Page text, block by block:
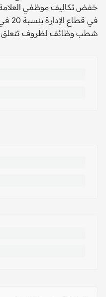
خفض تكاليف موظفي العلامة
في
شطب وظائف لظروف تتعلق